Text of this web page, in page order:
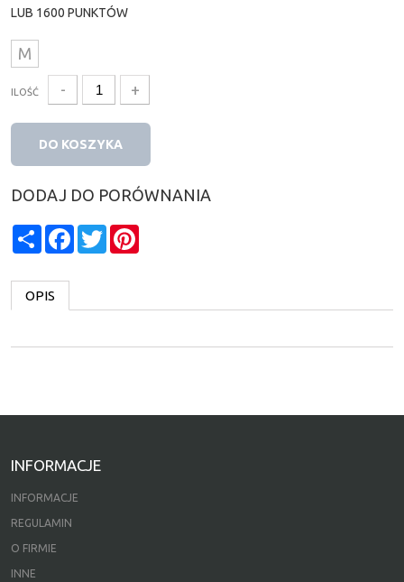
LUB 1600 PUNKTÓW
M
ILOŚĆ - +
DO KOSZYKA
DODAJ DO PORÓWNANIA
ShareFacebook
Twitter
OPIS
INFORMACJE
INFORMACJE
REGULAMIN
O FIRMIE
INNE